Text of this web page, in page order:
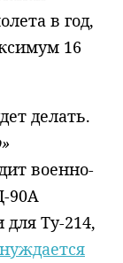
в год,
16
делать.
военно-
90А
Ту-214,
нуждается